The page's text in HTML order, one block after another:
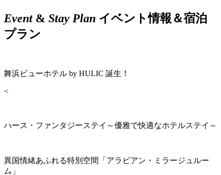
Event& Stay Plan イベント情報＆宿泊
プラン
舞浜ビューホテル by HULIC 誕生！
<
ハース・ファンタジーステイ～優雅で快適なホテルステイ～
異国情緒あふれる特別空間「アラビアン・ミラージュルー
ム」